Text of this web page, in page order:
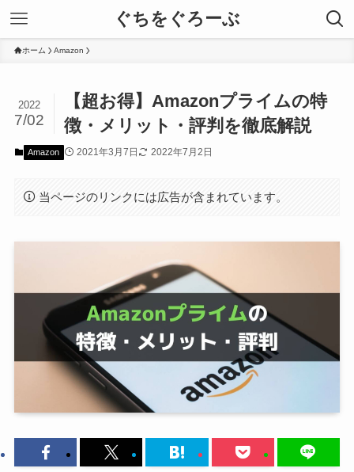
ぐちをぐろーぶ
ホーム Amazon
【超お得】Amazonプライムの特
徴・メリット・評判を徹底解説
2022
7/02
Amazon 2021年3月7日 2022年7月2日
当ページのリンクには広告が含まれています。